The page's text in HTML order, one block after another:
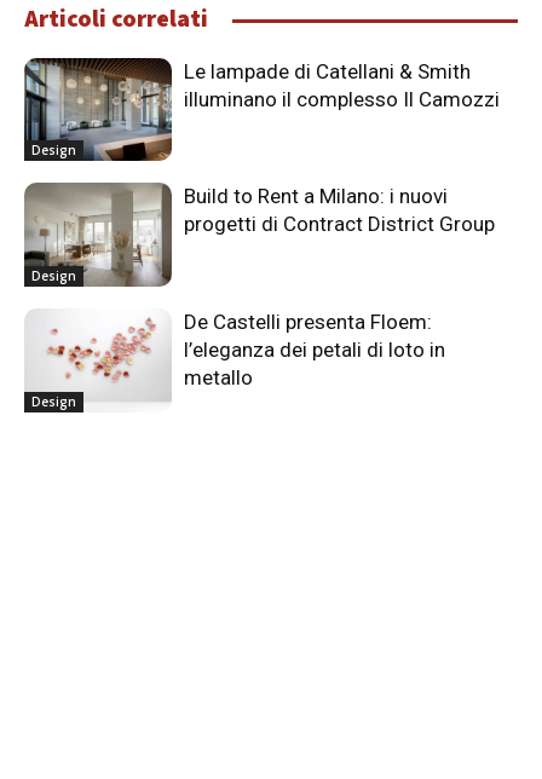
Articoli correlati
Design
Le lampade di Catellani & Smith
illuminano il complesso Il Camozzi
Design
Build to Rent a Milano: i nuovi
progetti di Contract District Group
Design
De Castelli presenta Floem:
l’eleganza dei petali di loto in
metallo